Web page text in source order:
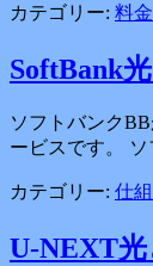
カテゴリー: 料金
SoftBank
ソフトバンク
ービスです。
カテゴリー: 仕
U-NEXT光